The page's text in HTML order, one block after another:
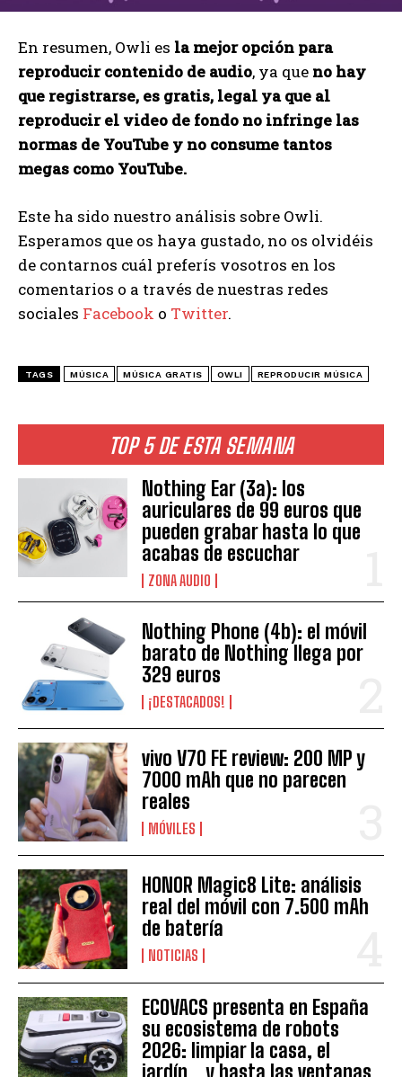
TOP 5 DE ESTA SEMANA
Nothing Ear (3a): los
auriculares de 99 euros que
pueden grabar hasta lo que
acabas de escuchar
ZONA AUDIO
Nothing Phone (4b): el móvil
barato de Nothing llega por
329 euros
¡DESTACADOS!
vivo V70 FE review: 200 MP y
7000 mAh que no parecen
reales
MÓVILES
HONOR Magic8 Lite: análisis
real del móvil con 7.500 mAh
de batería
NOTICIAS
ECOVACS presenta en España
su ecosistema de robots
2026: limpiar la casa, el
jardín… y hasta las ventanas,
En resumen, Owli es la mejor opción para
reproducir contenido de audio, ya que no hay
que registrarse, es gratis, legal ya que al
reproducir el video de fondo no infringe las
normas de YouTube y no consume tantos
megas como YouTube.
Este ha sido nuestro análisis sobre Owli.
Esperamos que os haya gustado, no os olvidéis
de contarnos cuál preferís vosotros en los
comentarios o a través de nuestras redes
sociales Facebook o Twitter.
TAGS MÚSICA MÚSICA GRATIS OWLI REPRODUCIR MÚSICA